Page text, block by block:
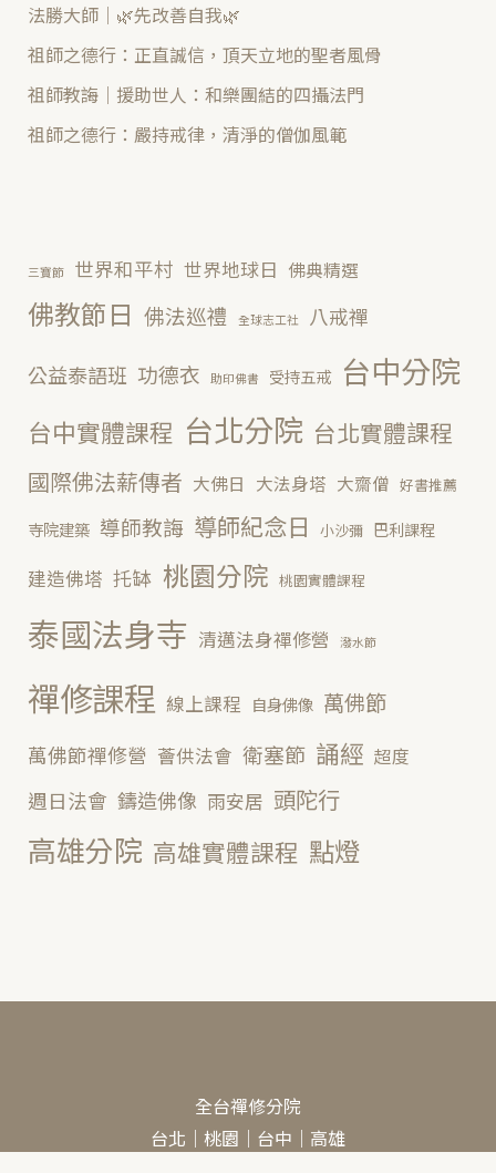
法勝大師｜🌿先改善自我🌿
祖師之德行：正直誠信，頂天立地的聖者風骨
祖師教誨｜援助世人：和樂團結的四攝法門
祖師之德行：嚴持戒律，清淨的僧伽風範
三寶節 世界和平村 世界地球日 佛典精選
佛教節日 佛法巡禮 全球志工社 八戒禪
公益泰語班 功德衣 助印佛書 受持五戒 台中分院
台中實體課程 台北分院 台北實體課程
國際佛法薪傳者 大佛日 大法身塔 大齋僧 好書推薦
寺院建築 導師教誨 導師紀念日 小沙彌 巴利課程
建造佛塔 托缽 桃園分院 桃園實體課程
泰國法身寺 清邁法身禪修營 潑水節
禪修課程 線上課程 自身佛像 萬佛節
萬佛節禪修營 薈供法會 衛塞節 誦經 超度
週日法會 鑄造佛像 雨安居 頭陀行
高雄分院 高雄實體課程 點燈
全台禪修分院
台北 ｜ 桃園 ｜ 台中 ｜ 高雄